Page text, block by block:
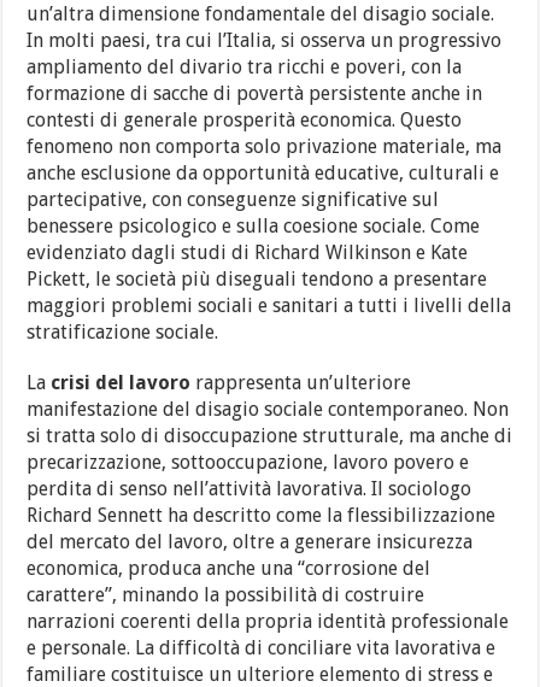
un’altra dimensione fondamentale del disagio sociale.
In molti paesi, tra cui l’Italia, si osserva un progressivo
ampliamento del divario tra ricchi e poveri, con la
formazione di sacche di povertà persistente anche in
contesti di generale prosperità economica. Questo
fenomeno non comporta solo privazione materiale, ma
anche esclusione da opportunità educative, culturali e
partecipative, con conseguenze significative sul
benessere psicologico e sulla coesione sociale. Come
evidenziato dagli studi di Richard Wilkinson e Kate
Pickett, le società più diseguali tendono a presentare
maggiori problemi sociali e sanitari a tutti i livelli della
stratificazione sociale.
La crisi del lavoro rappresenta un’ulteriore
manifestazione del disagio sociale contemporaneo. Non
si tratta solo di disoccupazione strutturale, ma anche di
precarizzazione, sottooccupazione, lavoro povero e
perdita di senso nell’attività lavorativa. Il sociologo
Richard Sennett ha descritto come la flessibilizzazione
del mercato del lavoro, oltre a generare insicurezza
economica, produca anche una “corrosione del
carattere”, minando la possibilità di costruire
narrazioni coerenti della propria identità professionale
e personale. La difficoltà di conciliare vita lavorativa e
familiare costituisce un ulteriore elemento di stress e